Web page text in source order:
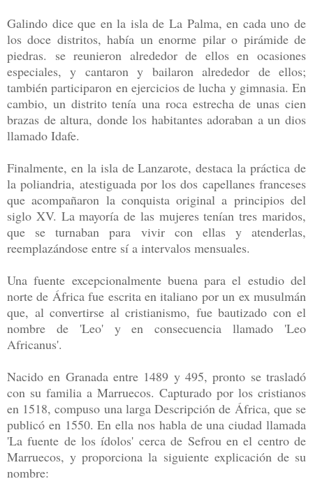
Galindo dice que en la isla de La Palma, en cada uno de
los doce distritos, había un enorme pilar o pirámide de
piedras. se reunieron alrededor de ellos en ocasiones
especiales, y cantaron y bailaron alrededor de ellos;
también participaron en ejercicios de lucha y gimnasia. En
cambio, un distrito tenía una roca estrecha de unas cien
brazas de altura, donde los habitantes adoraban a un dios
llamado Idafe.
Finalmente, en la isla de Lanzarote, destaca la práctica de
la poliandria, atestiguada por los dos capellanes franceses
que acompañaron la conquista original a principios del
siglo XV. La mayoría de las mujeres tenían tres maridos,
que se turnaban para vivir con ellas y atenderlas,
reemplazándose entre sí a intervalos mensuales.
Una fuente excepcionalmente buena para el estudio del
norte de África fue escrita en italiano por un ex musulmán
que, al convertirse al cristianismo, fue bautizado con el
nombre de 'Leo' y en consecuencia llamado 'Leo
Africanus'.
Nacido en Granada entre 1489 y 495, pronto se trasladó
con su familia a Marruecos. Capturado por los cristianos
en 1518, compuso una larga Descripción de África, que se
publicó en 1550. En ella nos habla de una ciudad llamada
'La fuente de los ídolos' cerca de Sefrou en el centro de
Marruecos, y proporciona la siguiente explicación de su
nombre: